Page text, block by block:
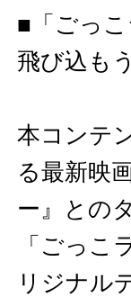
■「ごっ
飛び込も
本コンテ
る最新映
ー』との
「ごっこ
リジナル